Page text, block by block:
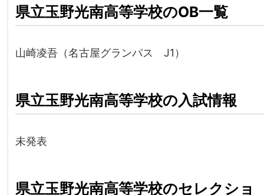
県立玉野光南高等学校のOB一覧
山崎凌吾（名古屋グランパス J1）
県立玉野光南高等学校の入試情報
未発表
県立玉野光南高等学校のセレクショ